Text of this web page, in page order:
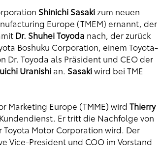
Shinichi Sasakizum neuen
Europe (TMEM) ernannt, der
Dr. Shuhei Toyoda nach, der zurück
Boshuku Corporation, einem Toyota-
Toyoda als Präsident und CEO der
Uranishian. Sasakiwird bei TME
Marketing Europe (TMME) wird Thierry
Er tritt die Nachfolge von
Motor Corporation wird. Der
Vice-President und COO im Vorstand